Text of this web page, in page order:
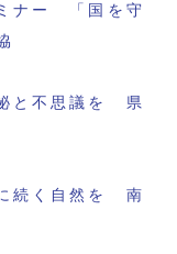
ナー 「国を守
と不思議を 県
続く自然を 南